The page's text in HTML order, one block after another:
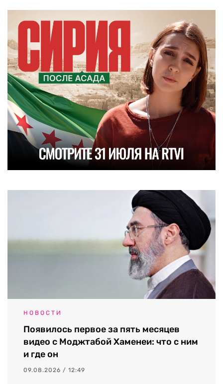
НОВОСТИ
Появилось первое за пять месяцев
видео с Моджтабой Хаменеи: что с ним
и где он
09.08.2026 / 12:49